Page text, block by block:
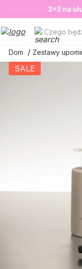
2=3 na
❤️ Perfumy
Czego
Dom Zestawy
SALE